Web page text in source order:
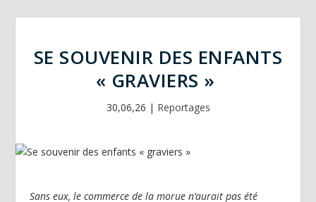
SE SOUVENIR DES ENFANTS
« GRAVIERS »
30,06,26 | Reportages
Sans eux, le commerce de la morue n’aurait pas été